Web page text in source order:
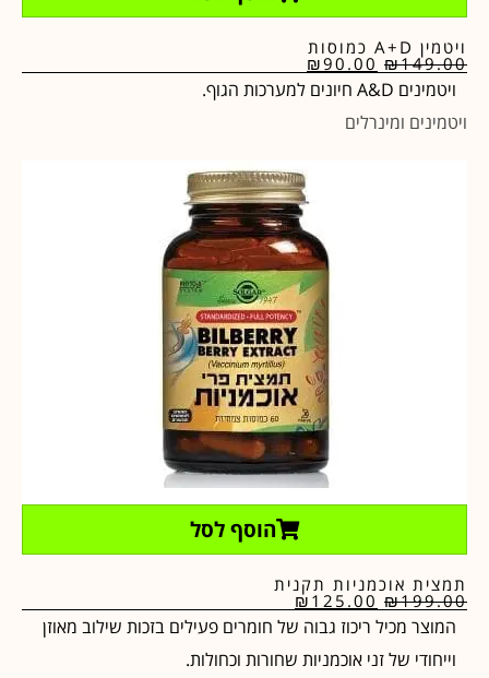
ויטמין A+D כמוסות
₪149.00
₪90.00
ויטמינים A&D חיונים למערכות הגוף.
ויטמינים ומינרלים
הוסף לסל
תמצית אוכמניות תקנית
₪199.00
₪ 125.00
המוצר מכיל ריכוז גבוה של חומרים פעילים בזכות שילוב מאוזן
וייחודי של זני אוכמניות שחורות וכחולות.